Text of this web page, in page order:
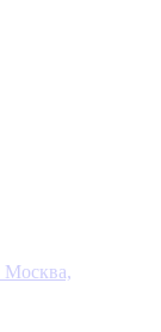
Москва,